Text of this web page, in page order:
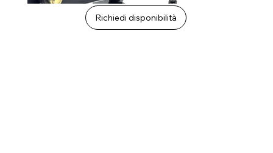
Richiedi disponibilità